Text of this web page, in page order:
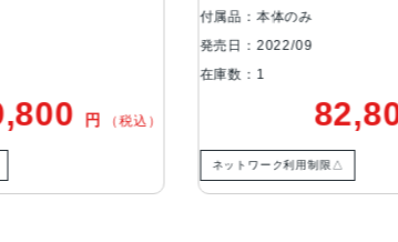
正、7枚構成のレンズ、100%
0°視野角、6枚構成のレンズ
セルセンサーを活用）：
絞り値、光学式手ぶれ補正、6
ムアウト、6倍の光学ズーム
円 （税込）
付属品：本体のみ
発売日：2022/09
在庫数：1
ネットワーク利用制限△